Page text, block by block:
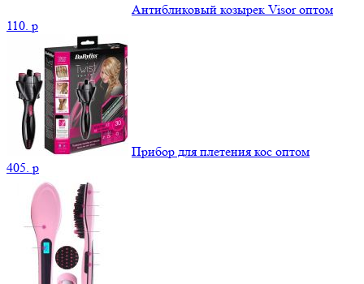
Антибликовый козырек Visor оптом
110. p
Прибор для плетения кос оптом
405. p